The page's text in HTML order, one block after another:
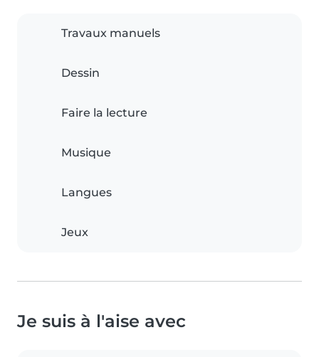
Travaux manuels
Dessin
Faire la lecture
Musique
Langues
Jeux
Je suis à l'aise avec